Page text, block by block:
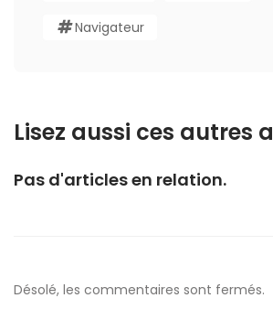
Navigateur
Lisez aussi ces autres
Pas d'articles en relation.
Désolé, les commentaires sont fermés.